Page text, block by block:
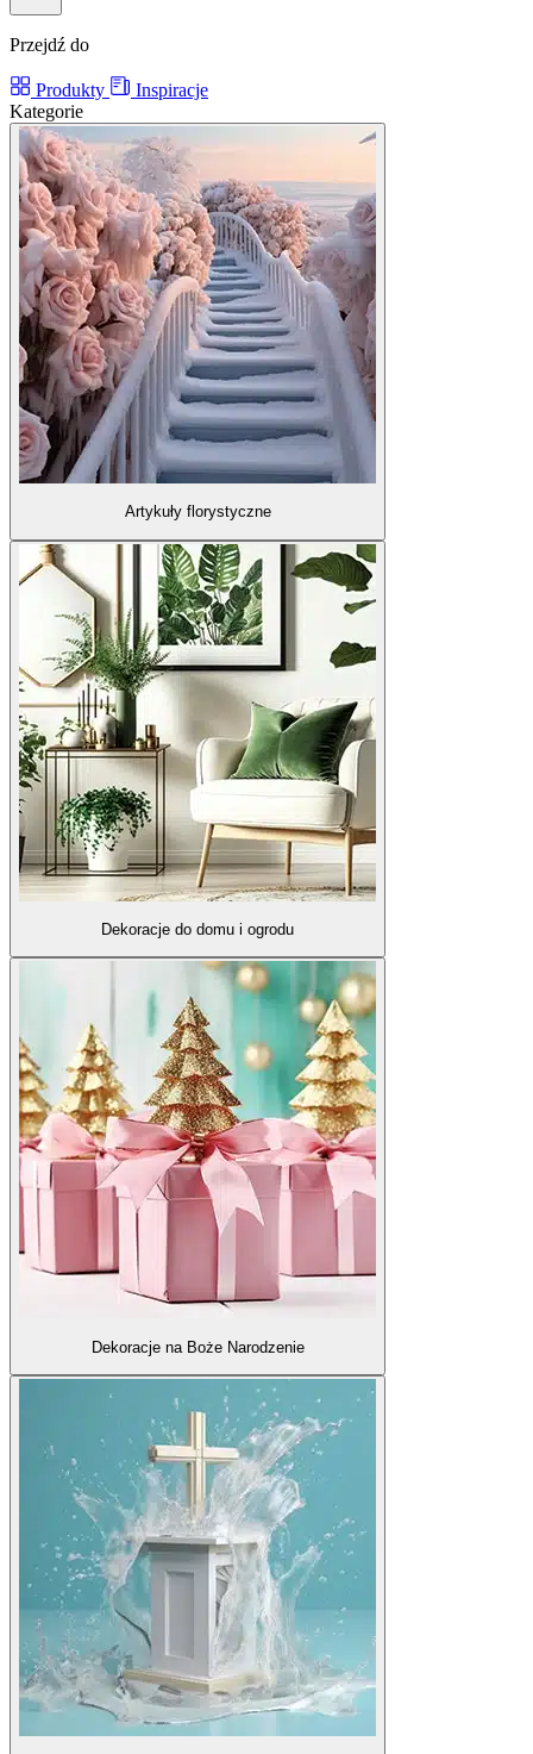
Przejdź do
Produkty
Inspiracje
Kategorie
Artykuły florystyczne
Dekoracje do domu i ogrodu
Dekoracje na Boże Narodzenie